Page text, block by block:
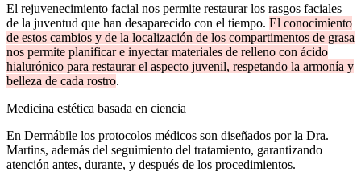
El rejuvenecimiento facial nos permite restaurar los rasgos faciales
de la juventud que han desaparecido con el tiempo. El conocimiento
de estos cambios y de la localización de los compartimentos de grasa
nos permite planificar e inyectar materiales de relleno con ácido
hialurónico para restaurar el aspecto juvenil, respetando la armonía y
belleza de cada rostro.
Medicina estética basada en ciencia
En Dermábile los protocolos médicos son diseñados por la Dra.
Martins, además del seguimiento del tratamiento, garantizando
atención antes, durante, y después de los procedimientos.